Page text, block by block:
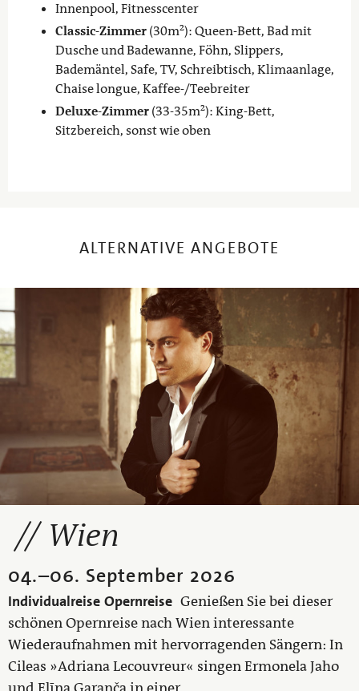
Innenpool, Fitnesscenter
Classic-Zimmer(30m²): Queen-Bett, Bad mit
Dusche und Badewanne, Föhn, Slippers,
Bademäntel, Safe, TV, Schreibtisch, Klimaanlage,
Chaise longue, Kaffee-/Teebreiter
Deluxe-Zimmer(33-35m²): King-Bett,
Sitzbereich, sonst wie oben
ALTERNATIVE ANGEBOTE
Wien
04.–06. September 2026
Individualreise Opernreise Genießen Sie bei dieser
schönen Opernreise nach Wien interessante
Wiederaufnahmen mit hervorragenden Sängern: In
Cileas »Adriana Lecouvreur« singen Ermonela Jaho